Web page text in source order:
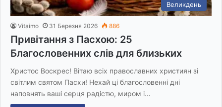
Великдень
Vitaimo 31 Березня 2026 886
Привітання з Пасхою: 25
Благословенних слів для близьких
Христос Воскрес! Вітаю всіх православних християн зі
світлим святом Пасхи! Нехай ці благословенні дні
наповнять ваші серця радістю, миром і…